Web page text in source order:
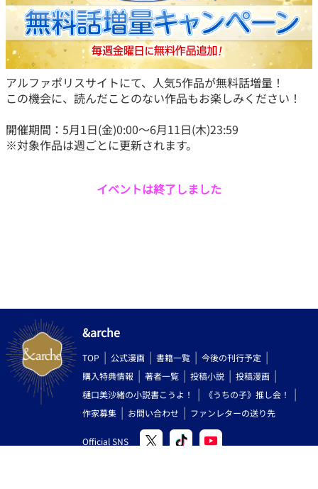
アルファポリスサイトにて、人気5作品が無料話増量！
この機会に、読んだことのない作品もお楽しみください！
開催期間：5月1日(金)0:00～6月11日(木)23:59
※対象作品は週ごとに更新されます。
イベントは終了しました
&arche
TOP 公式漫画 書籍一覧
今後の刊行予定
購入特典情報
著者一覧 投稿小説
投稿漫画
樋口美沙緒の小説書こうよ！
《うちの子》推し会！
作家募集
お問い合わせ ファンレターの送り先
Official SNS